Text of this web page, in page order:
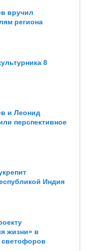
вручил
региона
8
и Леонид
перспективное
Индия
жизни» в
светофоров